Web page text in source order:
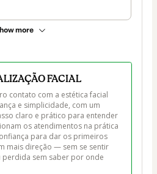
more
FACIAL
contato com a estética facial
e simplicidade, com um
claro e prático para entender
os atendimentos na prática
para dar os primeiros
mais direção — sem se sentir
perdida sem saber por onde